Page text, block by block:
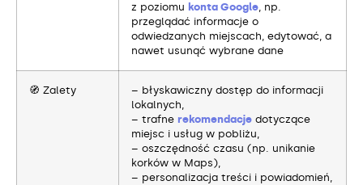
z poziomu konta Google, np.
przeglądać informacje o
odwiedzanych miejscach, edytować, a
nawet usunąć wybrane dane
🧭 Zalety
– błyskawiczny dostęp do informacji
lokalnych,
– trafne rekomendacje dotyczące
miejsc i usług w pobliżu,
– oszczędność czasu (np. unikanie
korków w Maps),
– personalizacja treści i powiadomień,